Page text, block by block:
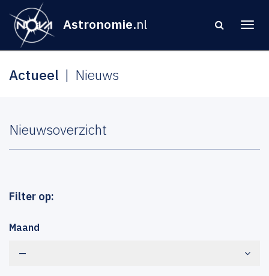
Astronomie.nl
Actueel Nieuws
Nieuwsoverzicht
Filter op:
Maand
—